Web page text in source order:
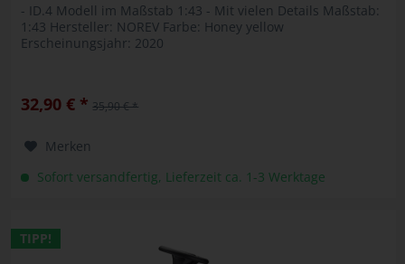
- ID.4 Modell im Maßstab 1:43 - Mit vielen Details Maßstab:
1:43 Hersteller: NOREV Farbe: Honey yellow
Erscheinungsjahr: 2020
32,90 € * 35,90 € *
Merken
Sofort versandfertig, Lieferzeit ca. 1-3 Werktage
TIPP!